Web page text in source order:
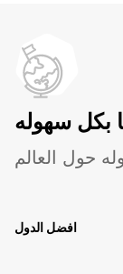
بكل سهوله
حول العالم
افضل الدول